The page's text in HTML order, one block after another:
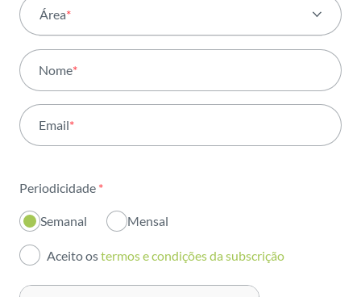
Área*
Atividade
Institucional
Inovação
Investidores
Publicações
Nome*
Email*
Periodicidade *
Semanal Mensal
Aceito ostermos e condições da subscrição